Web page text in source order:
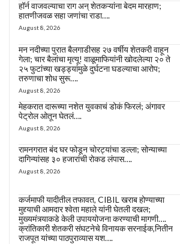
हॉर्न वाजवल्याचा राग अन् शेतकऱ्यांना बेदम मारहाण;
हातणीजवळ सहा जणांचा राडा….
August 8, 2026
मन नदीच्या पुरात बैलगाडीसह २७ वर्षीय शेतकरी वाहून
गेला; चार बैलांचा मृत्यू! वाळूमाफियांनी खोदलेल्या २० ते
२५ फुटांच्या खड्ड्यांमुळे दुर्घटना घडल्याचा आरोप;
तरुणाचा शोध सुरू….
August 8, 2026
मेहकरात दारूच्या नशेत युवकाचं डोकं फिरलं; अंगावर
पेट्रोल ओतून घेतलं….
August 8, 2026
रामनगरात बंद घर फोडून चोरट्यांचा डल्ला; सोन्याच्या
दागिन्यांसह ३० हजारांची रोकड लंपास….
August 8, 2026
कर्जमाफी यादीतील तफावत, CIBIL खराब होण्याच्या
मुद्द्याची आमदार श्वेता महाले यांनी घेतली दखल;
मुख्यमंत्र्याकडे केली उपाययोजना करण्याची मागणी….
क्रांतिकारी शेतकरी संघटनेचे विनायक सरनाईक,नितीन
राजपूत यांच्या पाठपुराव्यास यश….